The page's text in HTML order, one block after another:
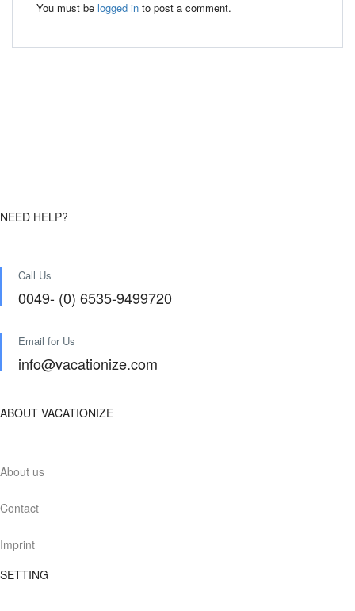
You must be logged in to post a comment.
NEED HELP?
Call Us
0049- (0) 6535-9499720
Email for Us
info@vacationize.com
ABOUT VACATIONIZE
About us
Contact
Imprint
SETTING